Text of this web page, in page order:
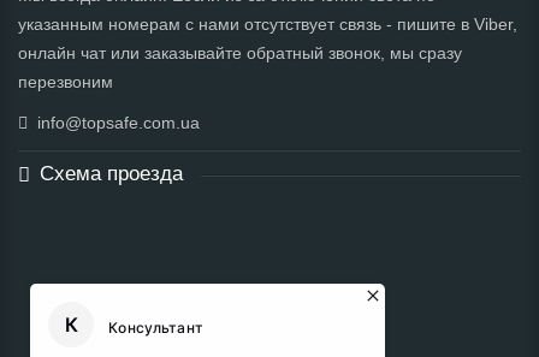
указанным номерам с нами отсутствует связь - пишите в Viber,
онлайн чат или заказывайте обратный звонок, мы сразу
перезвоним
info@topsafe.com.ua
Схема проезда